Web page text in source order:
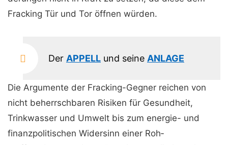
Fracking Tür und Tor öffnen würden.
Der APPELL und seine ANLAGE
Die Argumente der Fracking-Gegner reichen von
nicht beherrsch­baren Ri­siken für Gesundheit,
Trinkwasser und Um­welt bis zum ener­gie- und
finanzpolitischen Widersinn einer Roh­